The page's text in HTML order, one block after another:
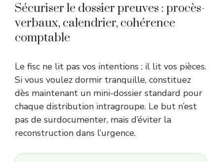
Sécuriser le dossier preuves : procès-
verbaux, calendrier, cohérence
comptable
Le fisc ne lit pas vos intentions ; il lit vos pièces.
Si vous voulez dormir tranquille, constituez
dès maintenant un mini-dossier standard pour
chaque distribution intragroupe. Le but n’est
pas de surdocumenter, mais d’éviter la
reconstruction dans l’urgence.